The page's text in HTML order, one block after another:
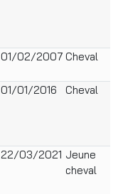
01/02/2007 Cheval
01/01/2016 Cheval
22/03/2021 Jeune
cheval